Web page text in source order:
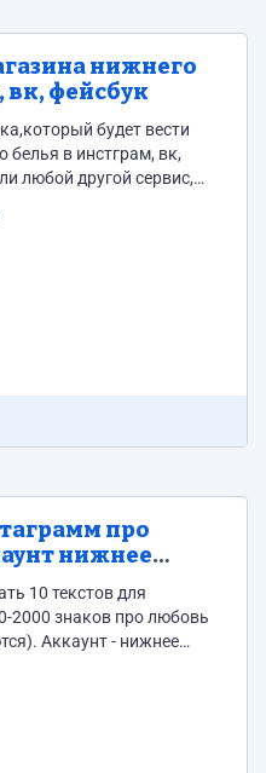
нижнего
вк, фейсбук
белья в инстграм, вк,
любой другой сервис,
1.
его - каждый день - 1
импровизацией...
про
нижнее
2000 знаков про любовь
Аккаунт - нижнее
не такое как я хочу и
на себя - как найти